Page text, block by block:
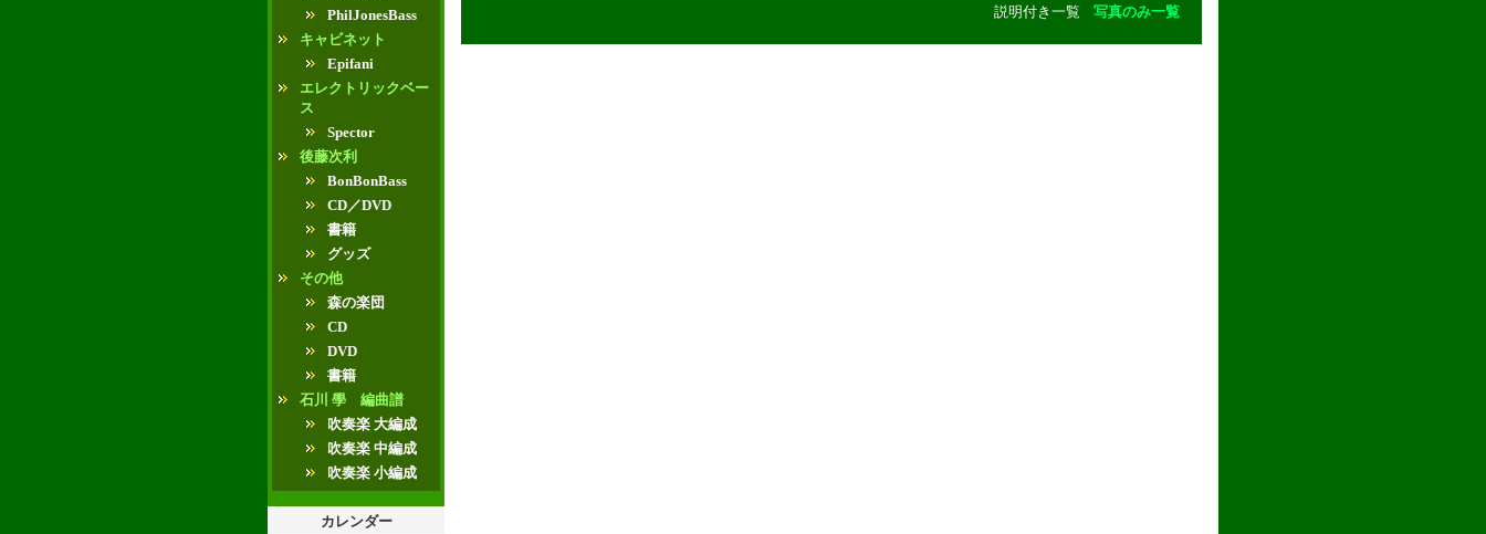
PhilJonesBass
キャビネット
Epifani
エレクトリックベー
ス
Spector
後藤次利
BonBonBass
CD／DVD
書籍
グッズ
その他
森の楽団
CD
DVD
書籍
石川 學 編曲譜
吹奏楽 大編成
吹奏楽 中編成
吹奏楽 小編成
カレンダー
説明付き一覧 写真のみ一覧